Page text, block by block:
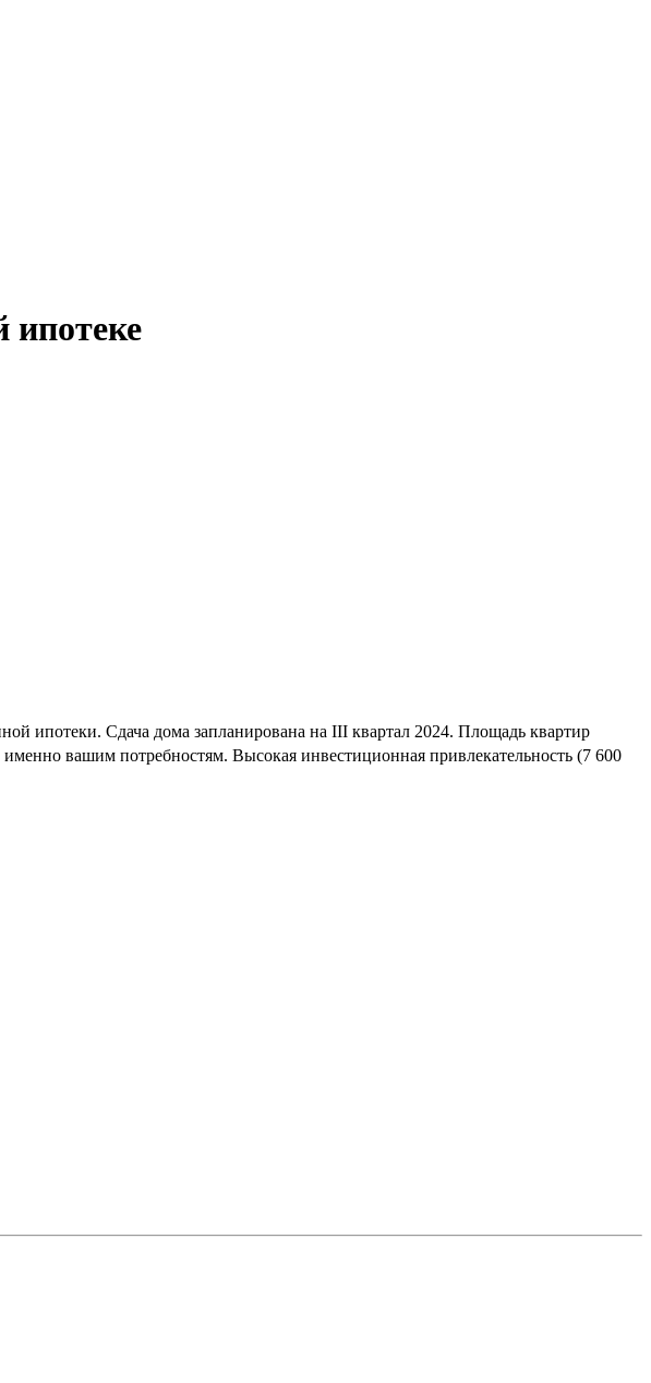
ипотеки. Сдача дома запланирована на III квартал 2024. Площадь квартир
вашим потребностям. Высокая инвестиционная привлекательность (7 600